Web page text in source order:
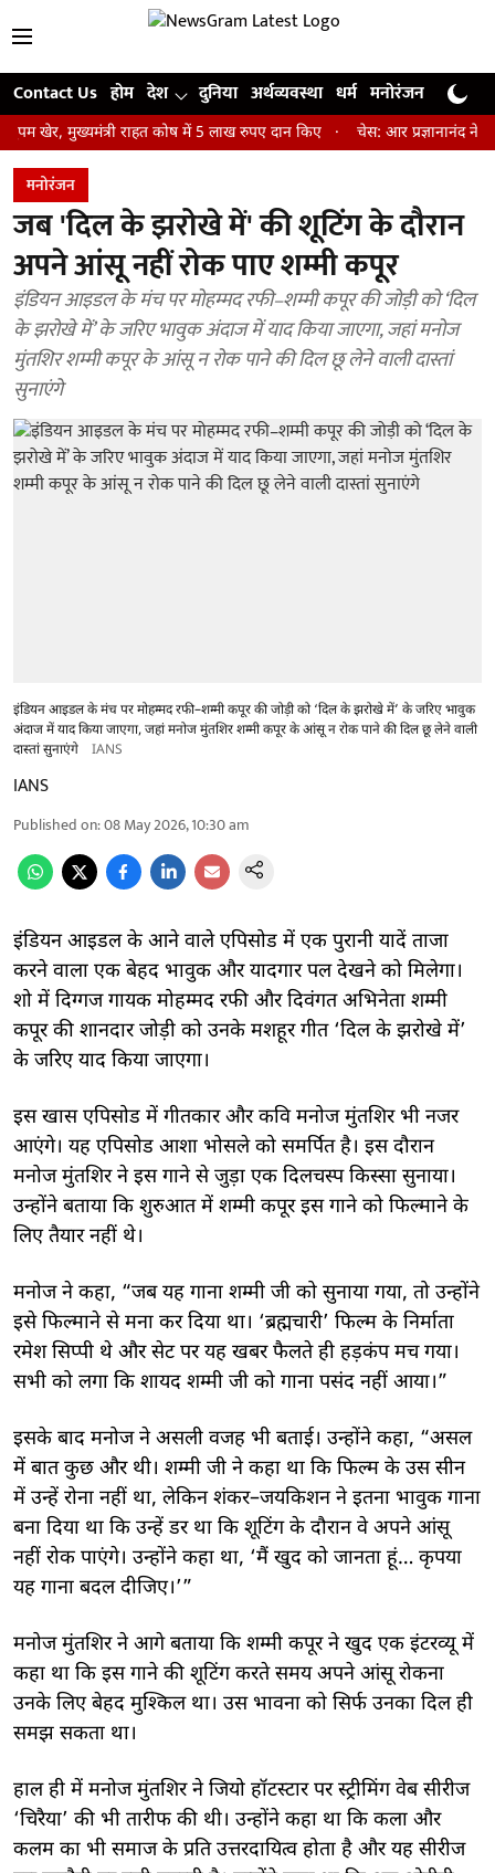
Contact Us होम देश दुनिया अर्थव्यवस्था धर्म मनोरंजन खेल
राहत कोष में 5 लाख रुपए दान किए चेस: आर प्रज्ञानानंद ने जीता
मनोरंजन
जब 'दिल के झरोखे में' की शूटिंग के दौरान
अपने आंसू नहीं रोक पाए शम्मी कपूर
इंडियन आइडल के मंच पर मोहम्मद रफी–शम्मी कपूर की जोड़ी को ‘दिल
के झरोखे में’ के जरिए भावुक अंदाज में याद किया जाएगा, जहां मनोज
मुंतशिर शम्मी कपूर के आंसू न रोक पाने की दिल छू लेने वाली दास्तां
सुनाएंगे
इंडियन आइडल के मंच पर मोहम्मद रफी–शम्मी कपूर की जोड़ी को ‘दिल के झरोखे में’ के जरिए भावुक
अंदाज में याद किया जाएगा, जहां मनोज मुंतशिर शम्मी कपूर के आंसू न रोक पाने की दिल छू लेने वाली
दास्तां सुनाएंगे
IANS
IANS
Published on:08 May 2026, 10:30 am
इंडियन आइडल के आने वाले एपिसोड में एक पुरानी यादें ताजा
करने वाला एक बेहद भावुक और यादगार पल देखने को मिलेगा।
शो में दिग्गज गायक मोहम्मद रफी और दिवंगत अभिनेता शम्मी
कपूर की शानदार जोड़ी को उनके मशहूर गीत ‘दिल के झरोखे में’
के जरिए याद किया जाएगा।
इस खास एपिसोड में गीतकार और कवि मनोज मुंतशिर भी नजर
आएंगे। यह एपिसोड आशा भोसले को समर्पित है। इस दौरान
मनोज मुंतशिर ने इस गाने से जुड़ा एक दिलचस्प किस्सा सुनाया।
उन्होंने बताया कि शुरुआत में शम्मी कपूर इस गाने को फिल्माने के
लिए तैयार नहीं थे।
मनोज ने कहा, “जब यह गाना शम्मी जी को सुनाया गया, तो उन्होंने
इसे फिल्माने से मना कर दिया था। ‘ब्रह्मचारी’ फिल्म के निर्माता
रमेश सिप्पी थे और सेट पर यह खबर फैलते ही हड़कंप मच गया।
सभी को लगा कि शायद शम्मी जी को गाना पसंद नहीं आया।”
इसके बाद मनोज ने असली वजह भी बताई। उन्होंने कहा, “असल
में बात कुछ और थी। शम्मी जी ने कहा था कि फिल्म के उस सीन
में उन्हें रोना नहीं था, लेकिन शंकर–जयकिशन ने इतना भावुक गाना
बना दिया था कि उन्हें डर था कि शूटिंग के दौरान वे अपने आंसू
नहीं रोक पाएंगे। उन्होंने कहा था, ‘मैं खुद को जानता हूं… कृपया
यह गाना बदल दीजिए।’”
मनोज मुंतशिर ने आगे बताया कि शम्मी कपूर ने खुद एक इंटरव्यू में
कहा था कि इस गाने की शूटिंग करते समय अपने आंसू रोकना
उनके लिए बेहद मुश्किल था। उस भावना को सिर्फ उनका दिल ही
समझ सकता था।
हाल ही में मनोज मुंतशिर ने जियो हॉटस्टार पर स्ट्रीमिंग वेब सीरीज
‘चिरैया’ की भी तारीफ की थी। उन्होंने कहा था कि कला और
कलम का भी समाज के प्रति उत्तरदायित्व होता है और यह सीरीज